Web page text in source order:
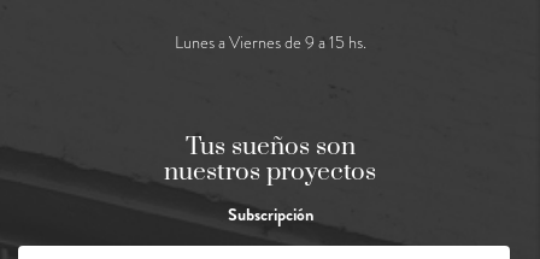
Lunes a Viernes de 9 a 15 hs.
Tus sueños son
nuestros proyectos
Subscripción